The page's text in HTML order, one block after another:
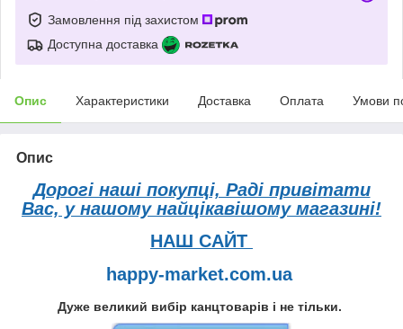
Замовлення під захистом
Доступна доставка
Опис Характеристики Доставка Оплата Умови
Опис
Дорогі наші покупці, Раді привітати
Вас, у нашому найцікавішому магазині!
НАШ САЙТ
happy-market.com.ua
Дуже великий вибір канцтоварів і не тільки.